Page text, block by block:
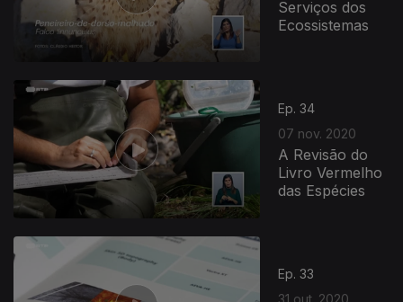
Serviços dos
Ecossistemas
Ep. 34
07 nov. 2020
A Revisão do
Livro Vermelho
das Espécies
Ep. 33
31 out. 2020